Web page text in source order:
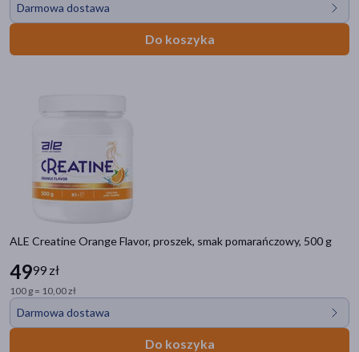
Darmowa dostawa
Do koszyka
ALE Creatine Orange Flavor, proszek, smak pomarańczowy, 500 g
4999 zł
100 g = 10,00 zł
Darmowa dostawa
Do koszyka
Przeziębienie i grypa
Ból
Układ trawienny
Układ nerwowy
Problemy skórne
Diabetyk
Układ krążenia i serce
Rany, oparzenia, blizny